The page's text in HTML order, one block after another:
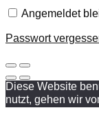
Angemeldet
Passwort
Diese Website
nutzt, gehen wir